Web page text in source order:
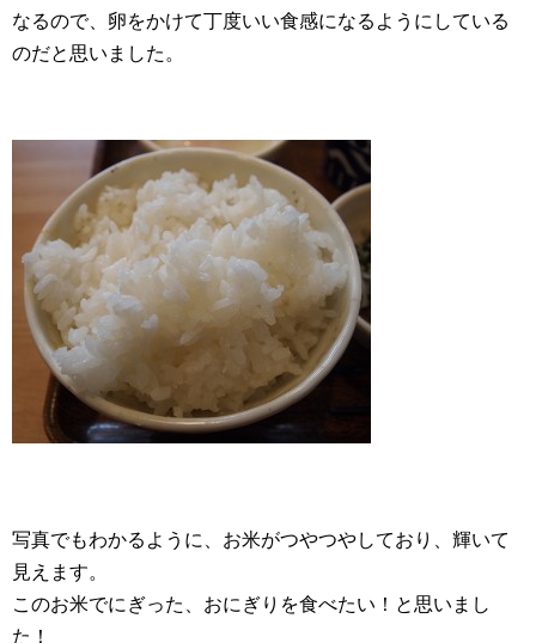
なるので、卵をかけて丁度いい食感になるようにしている
のだと思いました。
写真でもわかるように、お米がつやつやしており、輝いて
見えます。
このお米でにぎった、おにぎりを食べたい！と思いまし
た！